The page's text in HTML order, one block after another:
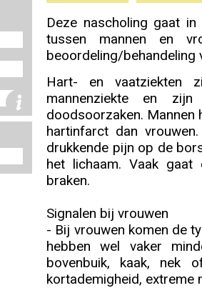
Deze nascholing gaat
tussen mannen en
beoordeling/behandeling
Hart- en vaatziekten
mannenziekte en
doodsoorzaken. Mannen
hartinfarct dan
drukkende pijn op de
het lichaam. Vaak
braken.
Signalen bij vrouwen
- Bij vrouwen komen de
hebben wel vaker
bovenbuik, kaak, nek
kortademigheid, extreme